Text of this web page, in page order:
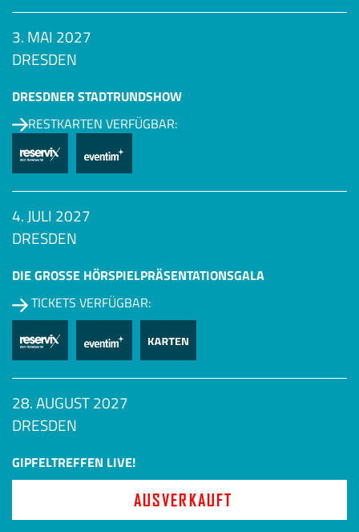
3. MAI 2027
DRESDEN
DRESDNER STADTRUNDSHOW
RESTKARTEN VERFÜGBAR:
4. JULI 2027
DRESDEN
DIE GROSSE HÖRSPIEL­PRÄSENTATIONSGALA
TICKETS VERFÜGBAR:
28. AUGUST 2027
DRESDEN
GIPFELTREFFEN LIVE!
AUSVERKAUFT